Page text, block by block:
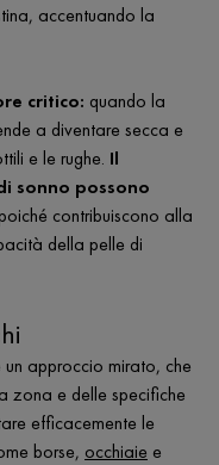
accentuando la
critico: quando la
a diventare secca e
e le rughe. Il
sonno possono
contribuiscono alla
della pelle di
approccio mirato, che
zona e delle specifiche
efficacemente le
borse, occhiaie e